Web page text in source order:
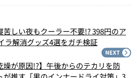
苦しい夜もクーラー不要!? 398円のア
ラ解消グッズ4選をガチ検証
燥が原因!?】午後からのテカリを防